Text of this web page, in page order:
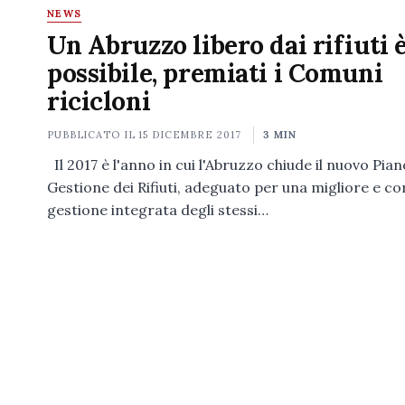
NEWS
Un Abruzzo libero dai rifiuti
possibile, premiati i Comuni
ricicloni
PUBBLICATO IL15 DICEMBRE 2017 3 MIN
Il 2017 è l'anno in cui l'Abruzzo chiude il nuovo
Gestione dei Rifiuti, adeguato per una migliore e
gestione integrata degli stessi…